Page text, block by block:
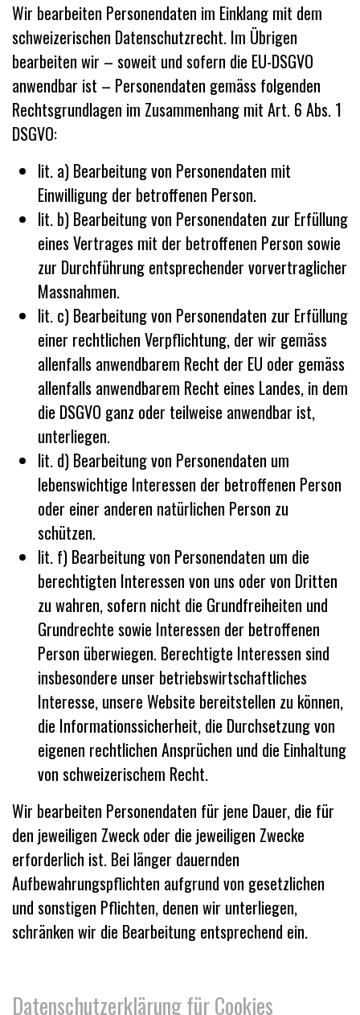
Wir bearbeiten Personendaten im Einklang mit dem
schweizerischen Datenschutzrecht. Im Übrigen
bearbeiten wir – soweit und sofern die EU-DSGVO
anwendbar ist – Personendaten gemäss folgenden
Rechtsgrundlagen im Zusammenhang mit Art. 6 Abs. 1
DSGVO:
lit. a) Bearbeitung von Personendaten mit
Einwilligung der betroffenen Person.
lit. b) Bearbeitung von Personendaten zur Erfüllung
eines Vertrages mit der betroffenen Person sowie
zur Durchführung entsprechender vorvertraglicher
Massnahmen.
lit. c) Bearbeitung von Personendaten zur Erfüllung
einer rechtlichen Verpflichtung, der wir gemäss
allenfalls anwendbarem Recht der EU oder gemäss
allenfalls anwendbarem Recht eines Landes, in dem
die DSGVO ganz oder teilweise anwendbar ist,
unterliegen.
lit. d) Bearbeitung von Personendaten um
lebenswichtige Interessen der betroffenen Person
oder einer anderen natürlichen Person zu
schützen.
lit. f) Bearbeitung von Personendaten um die
berechtigten Interessen von uns oder von Dritten
zu wahren, sofern nicht die Grundfreiheiten und
Grundrechte sowie Interessen der betroffenen
Person überwiegen. Berechtigte Interessen sind
insbesondere unser betriebswirtschaftliches
Interesse, unsere Website bereitstellen zu können,
die Informationssicherheit, die Durchsetzung von
eigenen rechtlichen Ansprüchen und die Einhaltung
von schweizerischem Recht.
Wir bearbeiten Personendaten für jene Dauer, die für
den jeweiligen Zweck oder die jeweiligen Zwecke
erforderlich ist. Bei länger dauernden
Aufbewahrungspflichten aufgrund von gesetzlichen
und sonstigen Pflichten, denen wir unterliegen,
schränken wir die Bearbeitung entsprechend ein.
Datenschutzerklärung für Cookies